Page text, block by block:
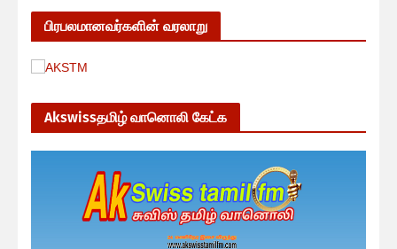
பிரபலமானவர்களின் வரலாறு
Akswissதமிழ் வானொலி கேட்க